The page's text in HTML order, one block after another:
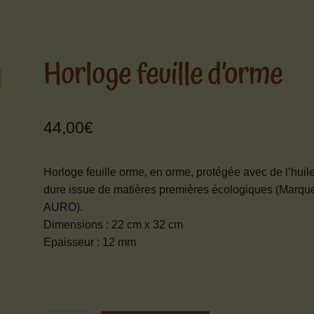
Horloge feuille d’orme
44,00€
Horloge feuille orme, en orme, protégée avec de
dure issue de matières premières écologiques
AURO).
Dimensions : 22 cm x 32 cm
Epaisseur : 12 mm